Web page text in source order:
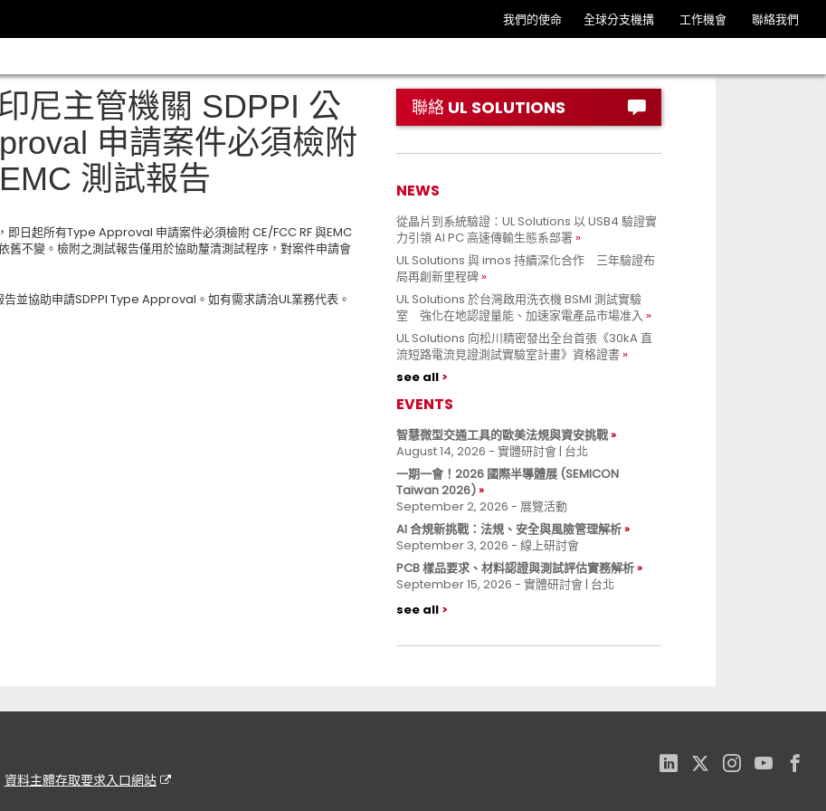
我們的使命 全球分支機搆 工作機會 聯絡我們
尼主管機關 SDPPI 公
申請案件必須檢附
測試報告
即日起所有Type Approval 申請案件必須檢附 CE/FCC RF 與EMC
舊不變。檢附之測試報告僅用於協助釐清測試程序，對案件申請會
並協助申請SDPPI Type Approval。如有需求請洽UL業務代表。
聯絡 UL SOLUTIONS
NEWS
從晶片到系統驗證：UL Solutions 以 USB4 驗證實
力引領 AI PC 高速傳輸生態系部署
UL Solutions 與 imos 持續深化合作 三年驗證布
局再創新里程碑
UL Solutions 於台灣啟用洗衣機 BSMI 測試實驗
室 強化在地認證量能、加速家電產品市場准入
UL Solutions 向松川精密發出全台首張《30kA 直
流短路電流見證測試實驗室計畫》資格證書
see all
EVENTS
智慧微型交通工具的歐美法規與資安挑戰
August 14, 2026 - 實體研討會 | 台北
一期一會！2026 國際半導體展 (SEMICON
Taiwan 2026)
September 2, 2026 - 展覽活動
AI 合規新挑戰：法規、安全與風險管理解析
September 3, 2026 - 線上研討會
PCB 樣品要求、材料認證與測試評估實務解析
September 15, 2026 - 實體研討會 | 台北
see all
資料主體存取要求入口網站